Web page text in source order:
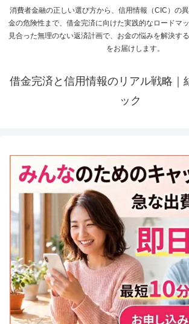
消費者金融の正しい選び方から、信用情報（CIC）の
金の危険性まで、借金完済に向けた実践的なロードマ
見合った無理のない返済計画で、お金の悩みを解決す
をお届けします。
借金完済と信用情報のリアル戦略｜
ック